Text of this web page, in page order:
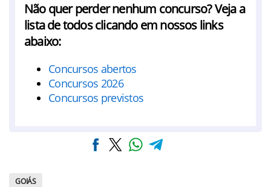
Não quer perder nenhum concurso? Veja a
lista de todos clicando em nossos links
abaixo:
Concursos abertos
Concursos 2026
Concursos previstos
GOIÁS